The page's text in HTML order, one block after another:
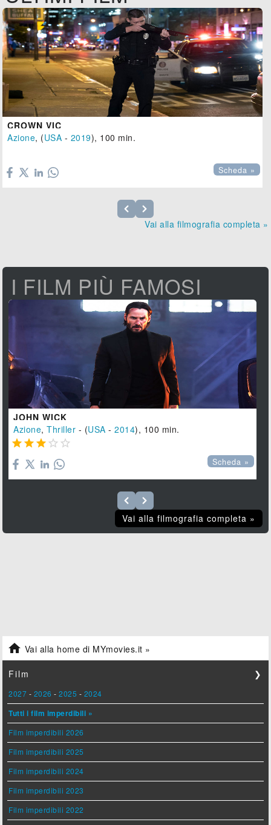
CROWN VIC
Azione, (USA - 2019), 100 min.
Scheda »
Vai alla filmografia completa »
I FILM PIÙ FAMOSI
JOHN WICK
Azione,Thriller - (USA -2014), 100 min.
    
Scheda »
Vai alla filmografia completa »
 Vai alla home di MYmovies.it »
Film ❯
2027 - 2026 -2025 - 2024
Tutti i film imperdibili »
Film imperdibili 2026
Film imperdibili 2025
Film imperdibili 2024
Film imperdibili 2023
Film imperdibili 2022